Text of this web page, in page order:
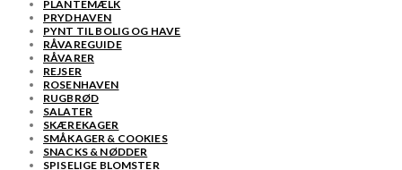
PLANTEMÆLK
PRYDHAVEN
PYNT TIL BOLIG OG HAVE
RÅVAREGUIDE
RÅVARER
REJSER
ROSENHAVEN
RUGBRØD
SALATER
SKÆREKAGER
SMÅKAGER & COOKIES
SNACKS & NØDDER
SPISELIGE BLOMSTER